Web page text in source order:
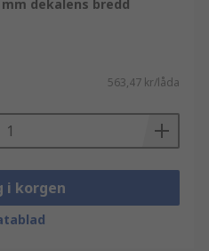
dekalens bredd
563,47 kr/låda
i korgen